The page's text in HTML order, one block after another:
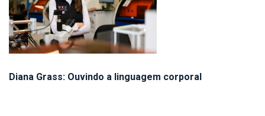
Diana Grass: Ouvindo a linguagem corporal